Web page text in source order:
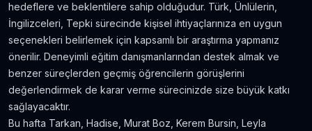
hedeflere ve beklentilere sahip olduğudur. Türk, Ünlülerin,
İngilizceleri, Tepki sürecinde kişisel ihtiyaçlarınıza en uygun
seçenekleri belirlemek için kapsamlı bir araştırma yapmanız
önerilir. Deneyimli eğitim danışmanlarından destek almak ve
benzer süreçlerden geçmiş öğrencilerin görüşlerini
değerlendirmek de karar verme sürecinizde size büyük katkı
sağlayacaktır.
Bu hafta Tarkan, Hadise, Murat Boz, Kerem Bursin, Leyla